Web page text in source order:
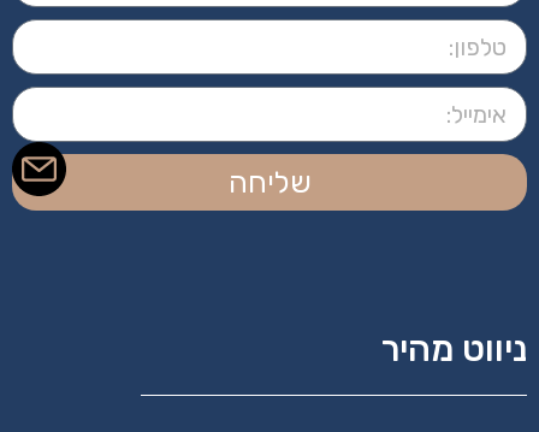
שליחה
ניווט מהיר